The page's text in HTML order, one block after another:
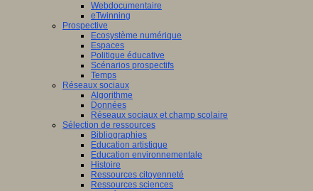
Webdocumentaire
eTwinning
Prospective
Ecosystème numérique
Espaces
Politique éducative
Scénarios prospectifs
Temps
Réseaux sociaux
Algorithme
Données
Réseaux sociaux et champ scolaire
Sélection de ressources
Bibliographies
Education artistique
Education environnementale
Histoire
Ressources citoyenneté
Ressources sciences